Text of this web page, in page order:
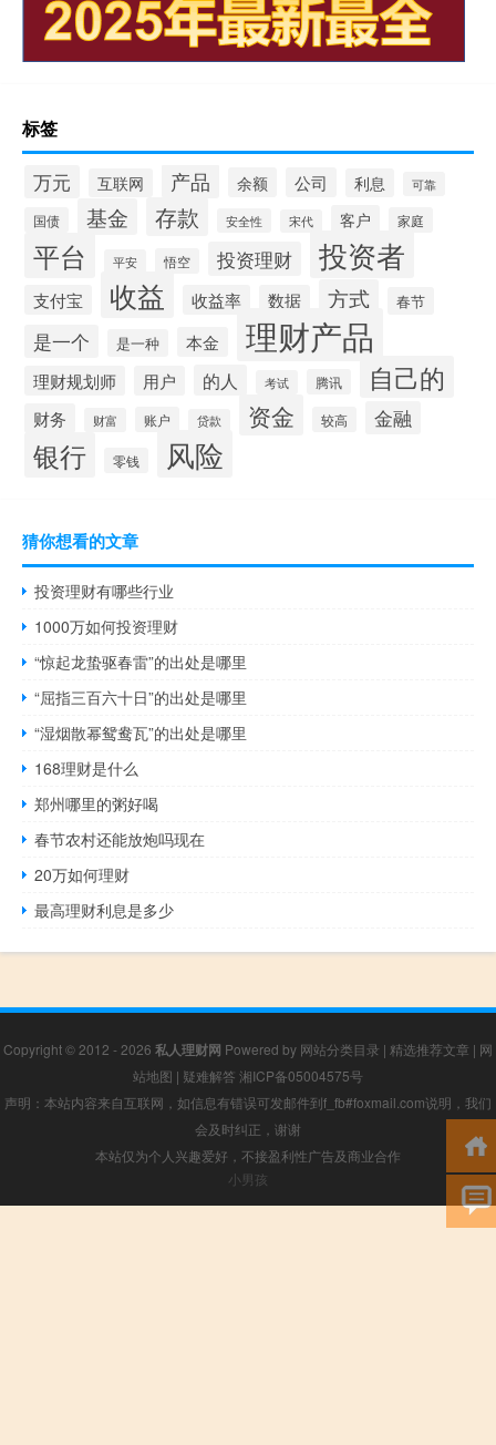
标签
万元 互联网 产品 余额 公司 利息 可靠
国债 基金 存款 安全性 宋代 客户 家庭
平台 平安 悟空 投资理财 投资者
支付宝 收益 收益率 数据 方式 春节
是一个 是一种 本金 理财产品
理财规划师 用户 的人 考试 腾讯 自己的
财务 财富 账户 贷款 资金 较高 金融
银行 零钱 风险
猜你想看的文章
投资理财有哪些行业
1000万如何投资理财
“惊起龙蛰驱春雷”的出处是哪里
“屈指三百六十日”的出处是哪里
“湿烟散幂鸳鸯瓦”的出处是哪里
168理财是什么
郑州哪里的粥好喝
春节农村还能放炮吗现在
20万如何理财
最高理财利息是多少
Copyright © 2012 - 2026 私人理财网 Powered by 网站分类目录 | 精选推荐文章 | 网
站地图 | 疑难解答 湘ICP备05004575号
声明：本站内容来自互联网，如信息有错误可发邮件到f_fb#foxmail.com说明，我们
会及时纠正，谢谢
本站仅为个人兴趣爱好，不接盈利性广告及商业合作
小男孩